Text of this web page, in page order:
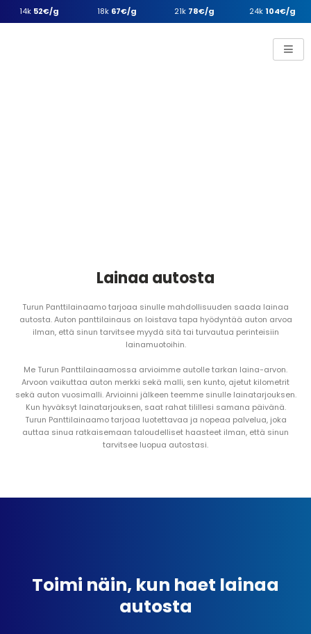
14k 52€/g 18k 67€/g 21k 78€/g 24k 104€/g
Lainaa autosta
Turun Panttilainaamo tarjoaa sinulle mahdollisuuden saada lainaa
autosta. Auton panttilainaus on loistava tapa hyödyntää auton arvoa
ilman, että sinun tarvitsee myydä sitä tai turvautua perinteisiin
lainamuotoihin.
Me Turun Panttilainaamossa arvioimme autolle tarkan laina-arvon.
Arvoon vaikuttaa auton merkki sekä malli, sen kunto, ajetut kilometrit
sekä auton vuosimalli. Arvioinni jälkeen teemme sinulle lainatarjouksen.
Kun hyväksyt lainatarjouksen, saat rahat tilillesi samana päivänä.
Turun Panttilainaamo tarjoaa luotettavaa ja nopeaa palvelua, joka
auttaa sinua ratkaisemaan taloudelliset haasteet ilman, että sinun
tarvitsee luopua autostasi.
Toimi näin, kun haet lainaa
autosta